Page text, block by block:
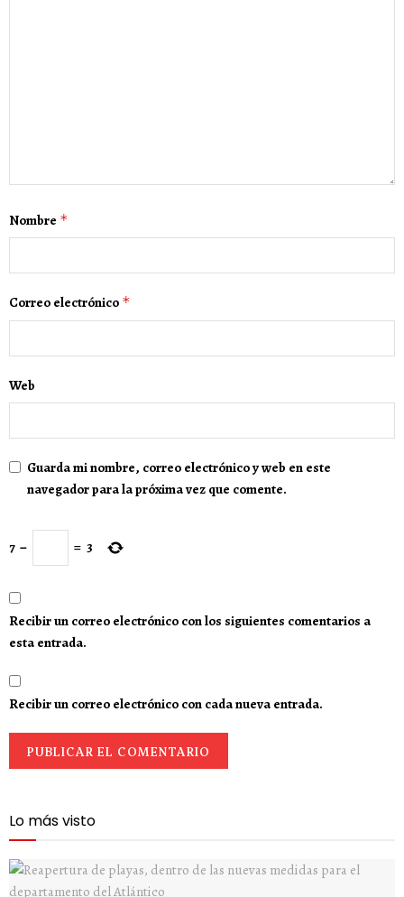
Nombre *
Correo electrónico *
Web
Guarda mi nombre, correo electrónico y web en este
navegador para la próxima vez que comente.
7 − = 3
Recibir un correo electrónico con los siguientes comentarios a
esta entrada.
Recibir un correo electrónico con cada nueva entrada.
Lo más visto